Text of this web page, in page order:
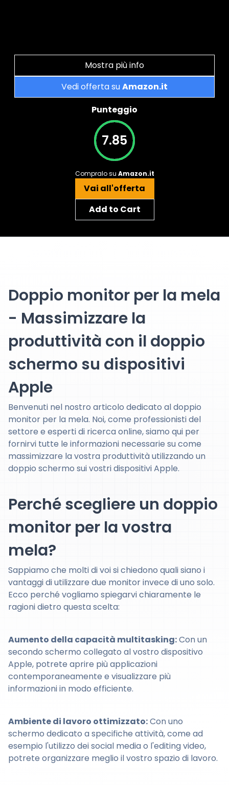
Mostra più info
Vedi offerta suAmazon.it
Punteggio
7.85
Compralo su Amazon.it
Vai all'offerta
Add to Cart
Doppio monitor per la mela
- Massimizzare la
produttività con il doppio
schermo su dispositivi
Apple
Benvenuti nel nostro articolo dedicato al doppio
monitor per la mela. Noi, come professionisti del
settore e esperti di ricerca online, siamo qui per
fornirvi tutte le informazioni necessarie su come
massimizzare la vostra produttività utilizzando un
doppio schermo sui vostri dispositivi Apple.
Perché scegliere un doppio
monitor per la vostra
mela?
Sappiamo che molti di voi si chiedono quali siano i
vantaggi di utilizzare due monitor invece di uno solo.
Ecco perché vogliamo spiegarvi chiaramente le
ragioni dietro questa scelta:
Aumento della capacità multitasking:Con un
secondo schermo collegato al vostro dispositivo
Apple, potrete aprire più applicazioni
contemporaneamente e visualizzare più
informazioni in modo efficiente.
Ambiente di lavoro ottimizzato:Con uno
schermo dedicato a specifiche attività, come ad
esempio l'utilizzo dei social media o l'editing video,
potrete organizzare meglio il vostro spazio di lavoro.